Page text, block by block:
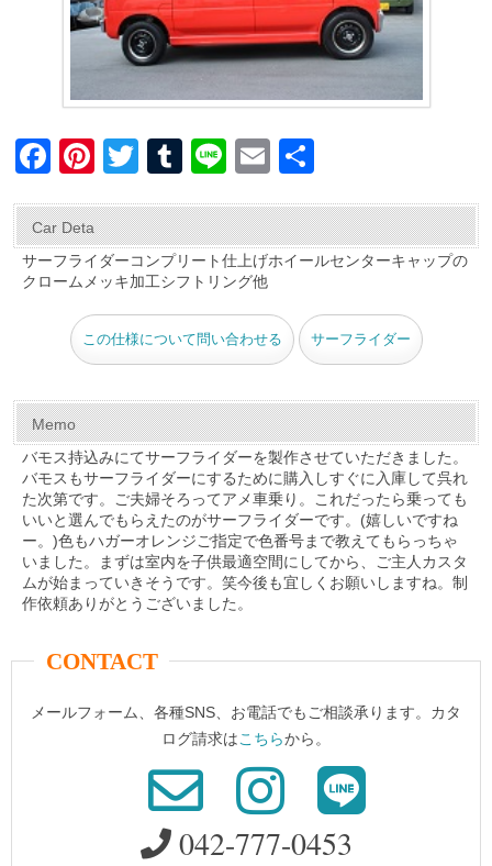
F
c
e
b
k
Pi
er
e
st
T
tt
er
T
m
bl
r
Li
e
E
ail
Car Deta
サーフライダーコンプリート仕上げホイールセンターキャップの
クロームメッキ加工シフトリング他
この仕様について問い合わせる サーフライダー
Memo
バモス持込みにてサーフライダーを製作させていただきました。
バモスもサーフライダーにするために購入しすぐに入庫して呉れ
た次第です。ご夫婦そろってアメ車乗り。これだったら乗っても
いいと選んでもらえたのがサーフライダーです。(嬉しいですね
ー。)色もハガーオレンジご指定で色番号まで教えてもらっちゃ
いました。まずは室内を子供最適空間にしてから、ご主人カスタ
ムが始まっていきそうです。笑今後も宜しくお願いしますね。制
作依頼ありがとうございました。
CONTACT
メールフォーム、各種SNS、お電話でもご相談承ります。カタ
ログ請求はこちらから。
042-777-0453